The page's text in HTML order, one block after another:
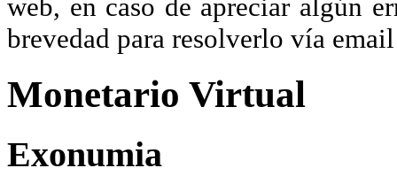
web, en caso de apreciar algún
brevedad para resolverlo vía
Monetario Virtual
Exonumia